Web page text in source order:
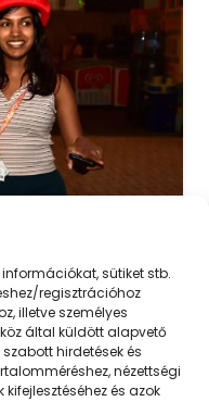
sütiket stb.
regisztrációhoz
illetve személyes
által küldött alapvető
hirdetések és
nézettségi
és azok
TEAM